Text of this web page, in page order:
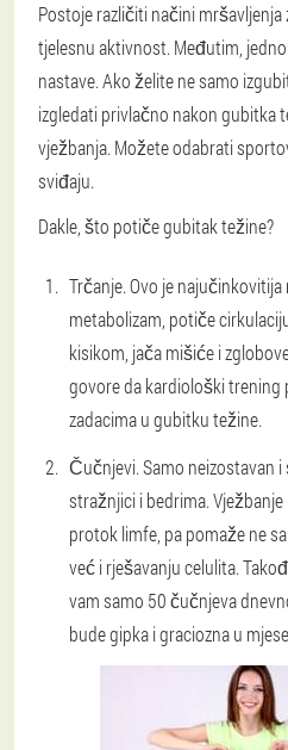
Postoje različiti načini mršavljenja
tjelesnu aktivnost. Međutim,
nastave. Ako želite ne samo
izgledati privlačno nakon gubitka
vježbanja. Možete odabrati
sviđaju.
Dakle, što potiče gubitak težine?
Trčanje. Ovo je
metabolizam, potiče
kisikom, jača mišiće i
govore da kardiološki trening
zadacima u gubitku težine.
Čučnjevi. Samo neizostavan
stražnjici i bedrima.
protok limfe, pa pomaže ne
već i rješavanju celulita.
vam samo 50 čučnjeva
bude gipka i graciozna u